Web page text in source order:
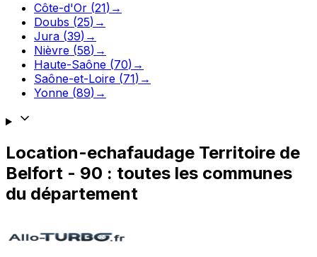
Côte-d'Or (21) →
Doubs (25) →
Jura (39) →
Nièvre (58) →
Haute-Saône (70) →
Saône-et-Loire (71) →
Yonne (89) →
Location-echafaudage Territoire de
Belfort - 90 : toutes les communes
du département